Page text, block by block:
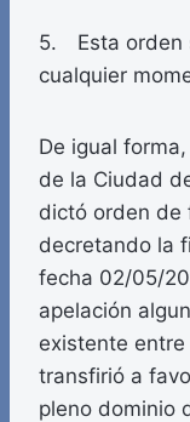
5. Esta orden
cualquier
De igual
de la Ciudad
dictó orden de
decretando la
fecha 02/05/
apelación
existente
transfirió a
pleno dominio